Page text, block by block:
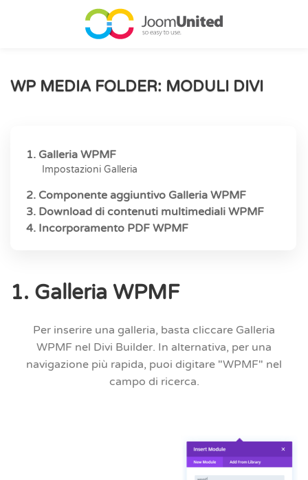
Salta al contenuto principale
WP MEDIA FOLDER: MODULI DIVI
1. Galleria WPMF
Impostazioni Galleria
2. Componente aggiuntivo Galleria WPMF
3. Download di contenuti multimediali WPMF
4. Incorporamento PDF WPMF
1. Galleria WPMF
Per inserire una galleria, basta cliccare Galleria
WPMF nel Divi Builder. In alternativa, per una
navigazione più rapida, puoi digitare "WPMF" nel
campo di ricerca.